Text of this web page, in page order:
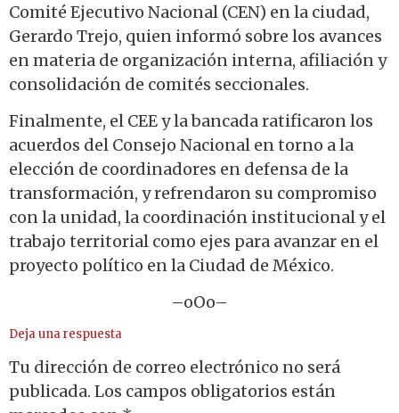
Comité Ejecutivo Nacional (CEN) en la ciudad,
Gerardo Trejo, quien informó sobre los avances
en materia de organización interna, afiliación y
consolidación de comités seccionales.
Finalmente, el CEE y la bancada ratificaron los
acuerdos del Consejo Nacional en torno a la
elección de coordinadores en defensa de la
transformación, y refrendaron su compromiso
con la unidad, la coordinación institucional y el
trabajo territorial como ejes para avanzar en el
proyecto político en la Ciudad de México.
–oOo–
Deja una respuesta
Tu dirección de correo electrónico no será
publicada. Los campos obligatorios están